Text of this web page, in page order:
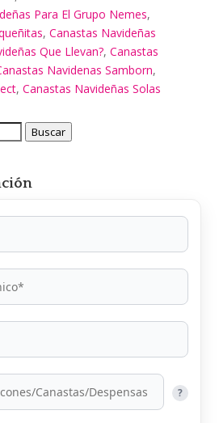
Para El Grupo Nemes,
,Canastas Navideñas
Que Llevan?,Canastas
Navidenas Samborn,
,Canastas Navideñas Solas
Buscar
?